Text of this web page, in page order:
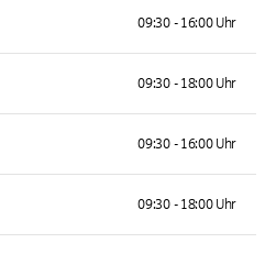
09:30 - 16:00 Uhr
09:30 - 18:00 Uhr
09:30 - 16:00 Uhr
09:30 - 18:00 Uhr